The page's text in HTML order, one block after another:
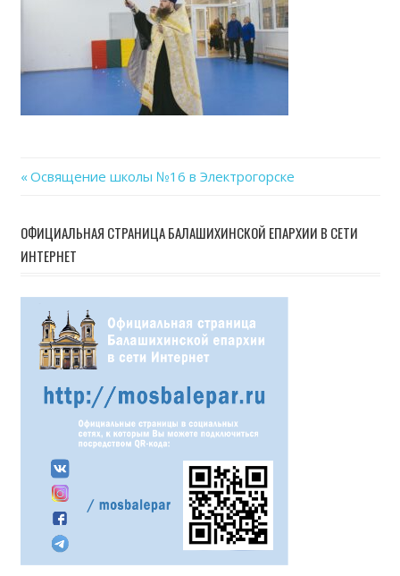
по
записям
Previous
Освящение школы №16 в Электрогорске
ОФИЦИАЛЬНАЯ СТРАНИЦА БАЛАШИХИНСКОЙ ЕПАРХИИ В СЕТИ
ИНТЕРНЕТ